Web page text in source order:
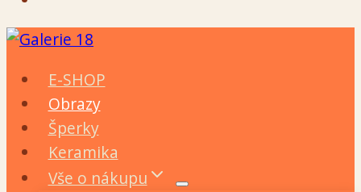
Přeskočit
obsahE-SHOP
Obrazy
Šperky
Keramika
Vše o nákupu